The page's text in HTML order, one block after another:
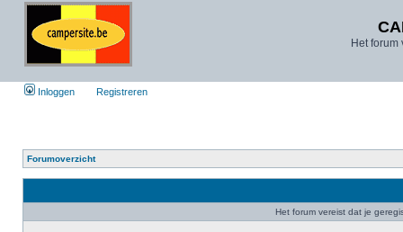
Het
Inloggen Registreren
Forumoverzicht
Het forum vereist dat je